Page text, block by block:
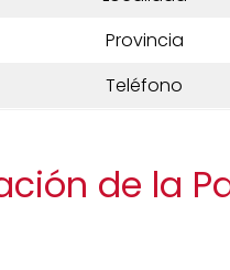
Provincia
Teléfono
de la